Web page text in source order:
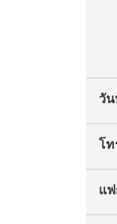
วั
โ
แ